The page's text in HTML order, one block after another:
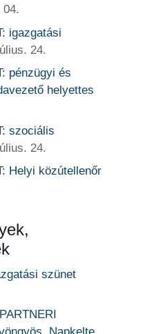
04.
igazgatási
24.
pénzügyi és
helyettes
szociális
24.
Helyi közútellenőr
szünet